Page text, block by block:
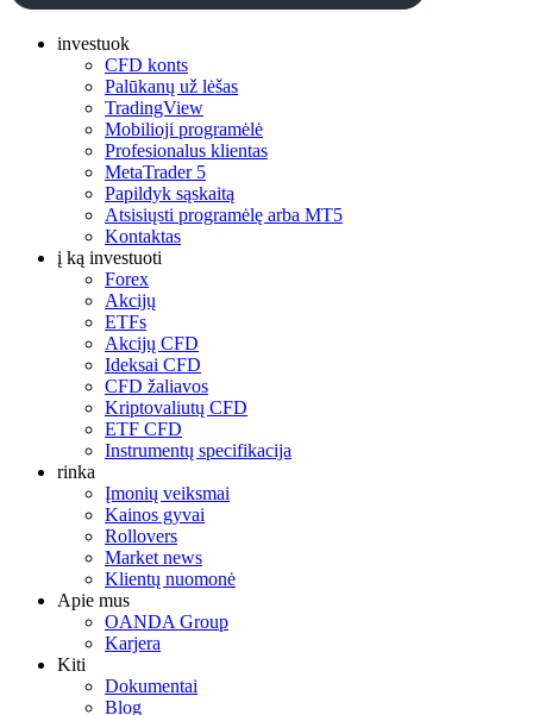
investuok
CFD konts
Palūkanų už lėšas
TradingView
Mobilioji programėlė
Profesionalus klientas
MetaTrader 5
Papildyk sąskaitą
Atsisiųsti programėlę arba MT5
Kontaktas
į ką investuoti
Forex
Akcijų
ETFs
Akcijų CFD
Ideksai CFD
CFD žaliavos
Kriptovaliutų CFD
ETF CFD
Instrumentų specifikacija
rinka
Įmonių veiksmai
Kainos gyvai
Rollovers
Market news
Klientų nuomonė
Apie mus
OANDA Group
Karjera
Kiti
Dokumentai
Blog